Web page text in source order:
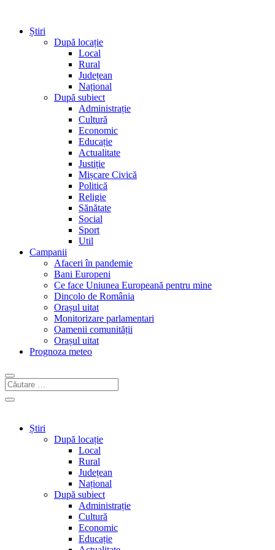
Știri
După locație
Local
Rural
Județean
Național
După subiect
Administrație
Cultură
Economic
Educație
Actualitate
Justiție
Mișcare Civică
Politică
Religie
Sănătate
Social
Sport
Util
Campanii
Afaceri în pandemie
Bani Europeni
Ce face Uniunea Europeană pentru mine
Dincolo de România
Orașul uitat
Monitorizare parlamentari
Oamenii comunității
Orașul uitat
Prognoza meteo
Știri
După locație
Local
Rural
Județean
Național
După subiect
Administrație
Cultură
Economic
Educație